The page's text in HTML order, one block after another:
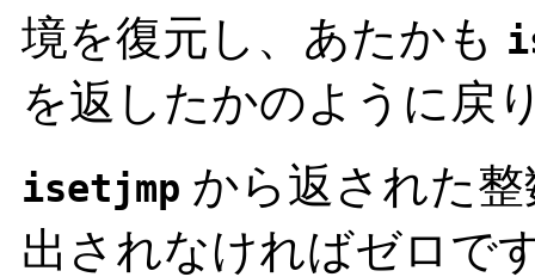
境を復元し、あたかも
を返したかのように戻
isetjmp から返された
出されなければゼロで